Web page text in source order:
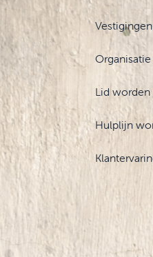
Vestigingen
Organisatie
Lid worden
Hulplijn